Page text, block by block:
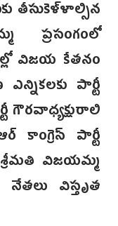
తీసుకెళ్ళాల్సిన
ప్రసంగంలో
విజయ కేతనం
పార్టీ
గౌరవాధ్యక్షురాలి
కాంగ్రెస్ పార్టీ
విజయమ్మ
నేతలు విస్తృత